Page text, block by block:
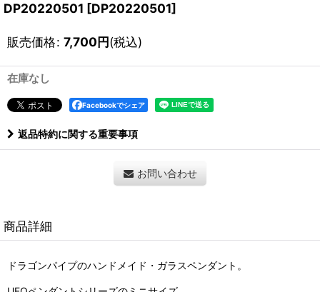
DP20220501 [DP20220501]
販売価格: 7,700円(税込)
在庫なし
Facebookでシェア
返品特約に関する重要事項
お問い合わせ
商品詳細
ドラゴンパイプのハンドメイド・ガラスペンダント。